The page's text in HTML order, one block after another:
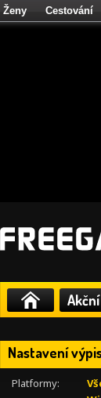
Akční
Nastavení
Platformy:
Ženy Cestování